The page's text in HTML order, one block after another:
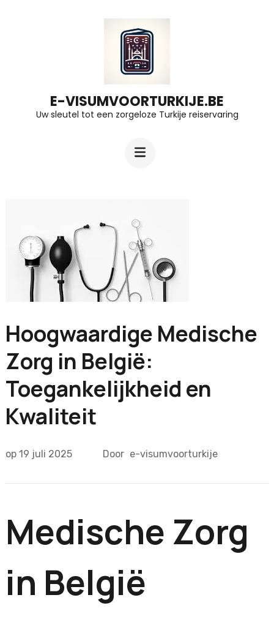
E-VISUMVOORTURKIJE.BE
Uw sleutel tot een zorgeloze Turkije reiservaring
Hoogwaardige Medische
Zorg in België:
Toegankelijkheid en
Kwaliteit
op 19 juli 2025 Door e-visumvoorturkije
Medische Zorg
in België